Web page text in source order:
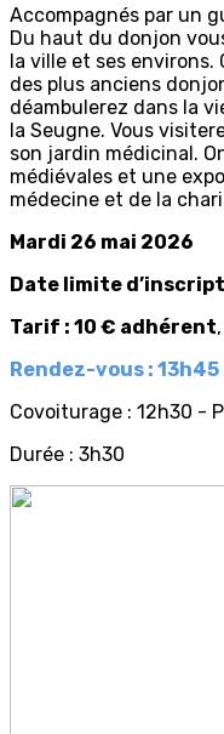
Accompagnés par un
Du haut du donjon
la ville et ses environs.
des plus anciens
déambulerez dans la
la Seugne. Vous
son jardin médicinal.
médiévales et une
médecine et de la
Mardi 26 mai 2026
Date limite
Tarif : 10 € adhérent
Rendez-vous :
Covoiturage : 12h30 -
Durée : 3h30